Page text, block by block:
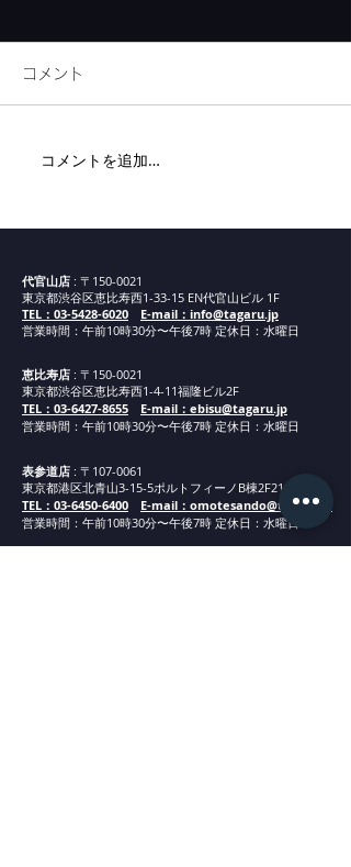
代官山新店舗までの道案
コメント
コメントを追加…
代官山店 : 〒150-0021
東京都渋谷区恵比寿西1-33-15 EN代官山ビル 1F
TEL：03-5428-6020
E-mail：info@tagaru.jp
営業時間：午前10時30分〜午後7時 定休日：水曜日
恵比寿店 : 〒150-0021
東京都渋谷区恵比寿西1-4-11福隆ビル2F
TEL：03-6427-8655
E-mail：ebisu@tagaru.jp
営業時間：午前10時30分〜午後7時 定休日：水曜日
表参道店 : 〒107-0061
東京都港区北青山3-15-5ポルトフィーノB棟2F21
TEL：03-6450-6400
E-mail：omotesando@tagaru.jp
営業時間：午前10時30分〜午後7時 定休日：水曜日